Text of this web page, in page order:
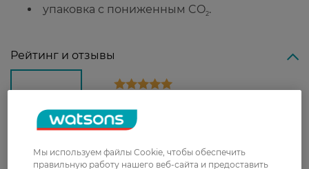
упаковка с пониженным CO2.
Рейтинг и отзывы
4,89
З 19 відгуків
Мы используем файлы Cookie, чтобы обеспечить
правильную работу нашего веб-сайта и предоставить